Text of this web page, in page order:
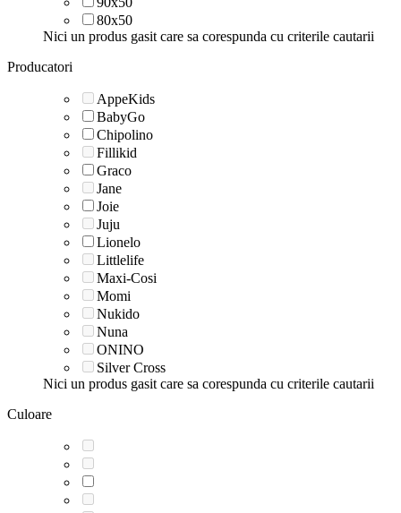
80x50
Nici un produs gasit care sa corespunda cu criterile cautarii
Producatori
AppeKids
BabyGo
Chipolino
Fillikid
Graco
Jane
Joie
Juju
Lionelo
Littlelife
Maxi-Cosi
Momi
Nukido
Nuna
ONINO
Silver Cross
Nici un produs gasit care sa corespunda cu criterile cautarii
Culoare